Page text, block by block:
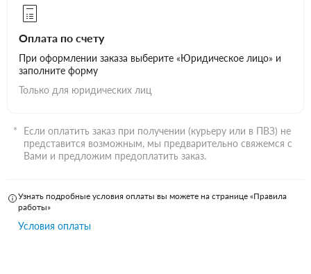
Оплата по счету
При оформлении заказа выберите «Юридическое лицо» и
заполните форму
Только для юридических лиц
Если оплатить заказ при получении (курьеру или в ПВЗ) не
представится возможным, мы предварительно свяжемся с
Вами и предложим предоплатить заказ.
Узнать подробные условия оплаты вы можете на странице «Правила
работы»
Условия оплаты